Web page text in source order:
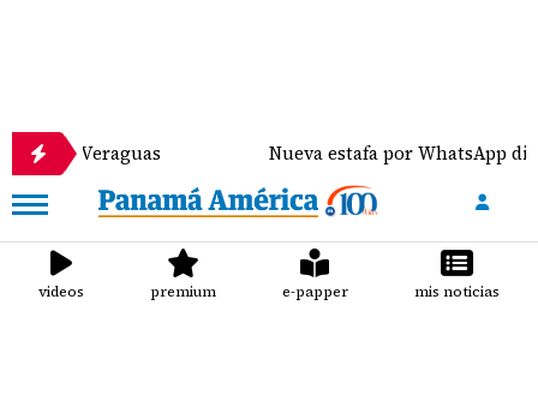
Nueva estafa por WhatsApp distribuye
videos premium e-papper mis noticias